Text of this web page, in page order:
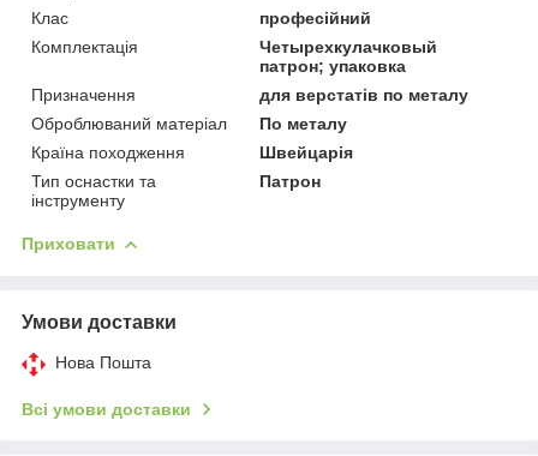
Клас
професійний
Комплектація
Четырехкулачковый
патрон; упаковка
Призначення
для верстатів по металу
Оброблюваний матеріал
По металу
Країна походження
Швейцарія
Тип оснастки та
інструменту
Патрон
Приховати
Умови доставки
Нова Пошта
Всі умови доставки